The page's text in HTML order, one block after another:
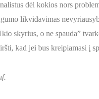
dėl kokios nors
likvidavimas
skyrius, o ne spauda”
kad jei bus kreipiamasi į